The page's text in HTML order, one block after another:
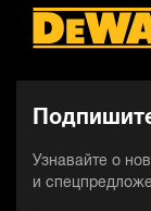
Узнавайте о
и